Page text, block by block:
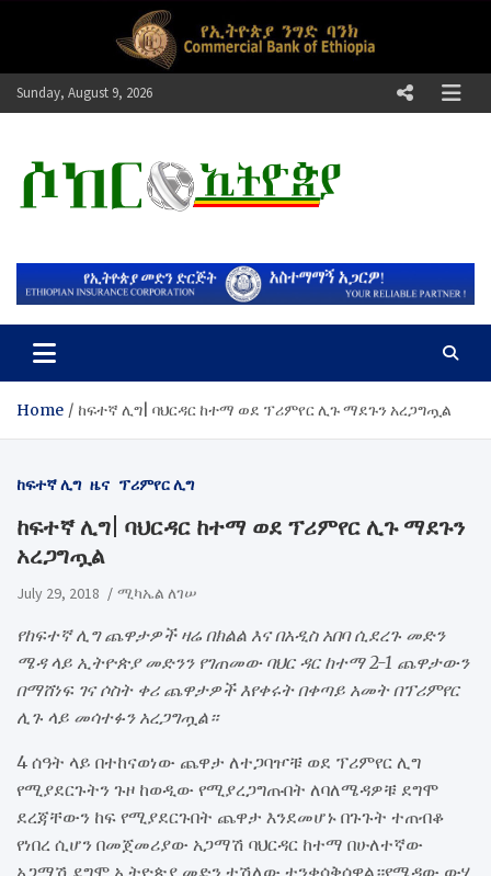
Sunday, August 9, 2026
ሶከር ኢትዮጵያ
Home ከፍተኛ ሊግ| ባህርዳር ከተማ ወደ ፕሪምየር ሊጉ ማደጉን አረጋግጧል
ከፍተኛ ሊግ ዜና ፕሪምየር ሊግ
ከፍተኛ ሊግ| ባህርዳር ከተማ ወደ ፕሪምየር ሊጉ ማደጉን
አረጋግጧል
July 29, 2018 ሚካኤል ለገሠ
የከፍተኛ ሊግ ጨዋታዎች ዛሬ በክልል እና በአዲስ አበባ ሲደረጉ መድን
ሜዳ ላይ ኢትዮጵያ መድንን የገጠመው ባህር ዳር ከተማ 2-1 ጨዋታውን
በማሸነፍ ገና ሶስት ቀሪ ጨዋታዎች እየቀሩት በቀጣይ አመት በፕሪምየር
ሊጉ ላይ መሳተፉን አረጋግጧል።
4 ሰዓት ላይ በተከናወነው ጨዋታ ለተጋባዦቹ ወደ ፕሪምየር ሊግ
የሚያደርጉትን ጉዞ ከወዲው የሚያረጋግጡበት ለባለሜዳዎቹ ደግሞ
ደረጃቸውን ከፍ የሚያደርጉበት ጨዋታ እንደመሆኑ በጉጉት ተጠብቆ
የነበረ ሲሆን በመጀመሪያው አጋማሽ ባህርዳር ከተማ በሁለተኛው
አጋማሽ ደግሞ ኢትዮጵያ መድን ተሽለው ተንቀሳቅሰዋል።የሜዳው ውሃ